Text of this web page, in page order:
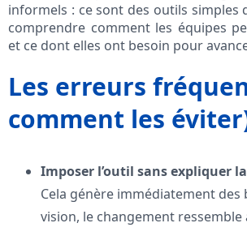
informels : ce sont des outils simples
comprendre comment les équipes
et ce dont elles ont besoin pour
Les erreurs
comment les
Imposer l’outil sans expliquer
Cela génère immédiatement des
vision, le changement